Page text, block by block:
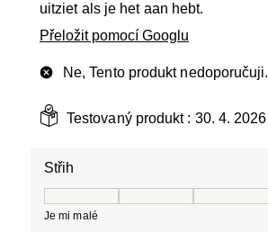
uitziet als je het aan hebt.
Přeložit pomocí Googlu
Ne, Tento produkt nedoporučuji.
Testovaný produkt : 30. 4. 2026
Střih
Je mi malé